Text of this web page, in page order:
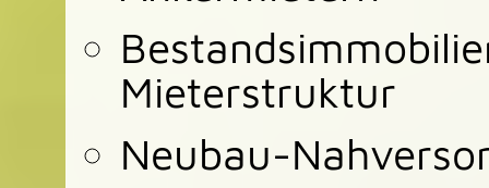
Mieterstruktur
Neubau-